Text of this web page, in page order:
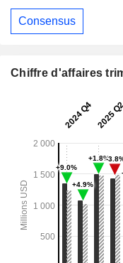
Consensus
Chiffre d'affaires